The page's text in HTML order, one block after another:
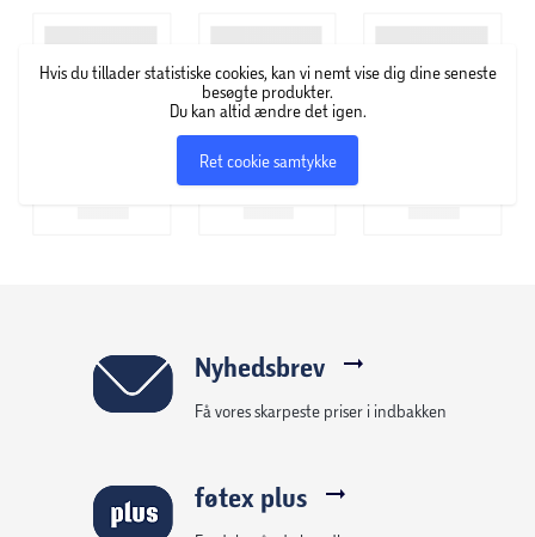
Hvis du tillader statistiske cookies, kan vi nemt vise dig dine seneste
besøgte produkter.
Du kan altid ændre det igen.
Ret cookie samtykke
Nyhedsbrev
Få vores skarpeste priser i indbakken
føtex plus